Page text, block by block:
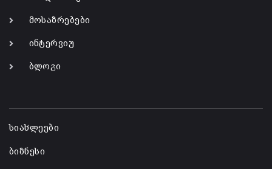
მოსაზრებები
ინტერვიუ
ბლოგი
სიახლეები
ბიზნესი